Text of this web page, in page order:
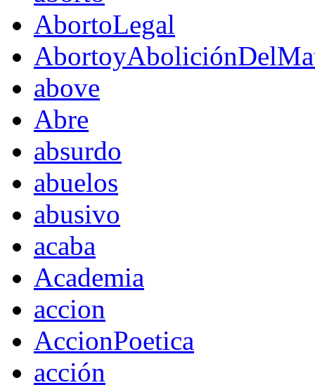
AbortoLegal
above
Abre
absurdo
abuelos
abusivo
acaba
Academia
accion
AccionPoetica
acción